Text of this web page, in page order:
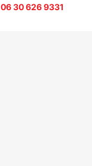
06 30 626 9331